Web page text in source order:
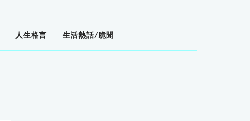
人生格言 生活熱話/脆聞